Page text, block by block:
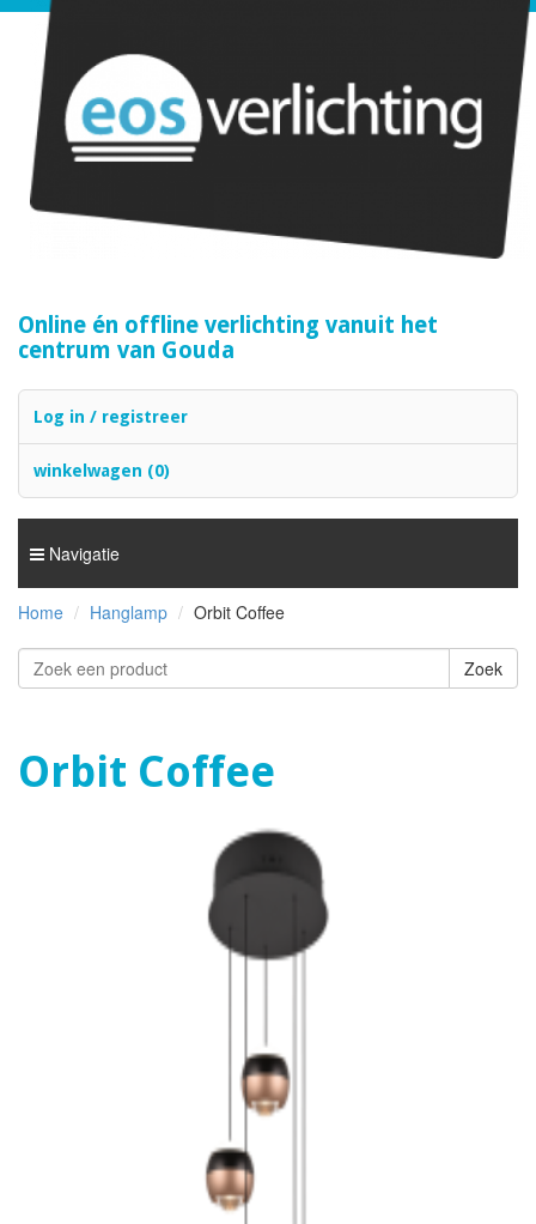
Online én offline verlichting vanuit het
centrum van Gouda
Log in / registreer
winkelwagen (0)
Navigatie
Home Hanglamp Orbit Coffee
Orbit Coffee